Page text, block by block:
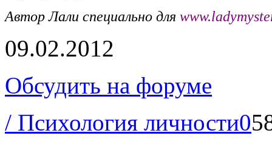
Автор Лали специально для www
09.02.2012
Обсудить на форуме
/ Психология личности0